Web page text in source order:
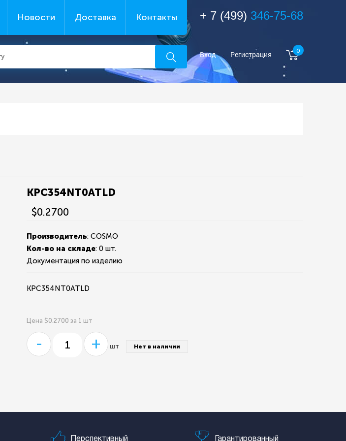
Новости Доставка Контакты + 7 (499) 346-75-68
Вход Регистрация 0
KPC354NT0ATLD
$0.2700
Производитель: COSMO
Кол-во на складе:0 шт.
Документация по изделию
KPC354NT0ATLD
Цена $0.2700 за 1 шт
- + шт Нет в наличии
Перспективный Гарантированный